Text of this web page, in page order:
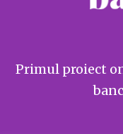
Primul proiect